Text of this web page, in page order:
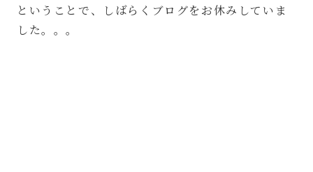
ということで、しばらくブログをお休みしていま
した。。。